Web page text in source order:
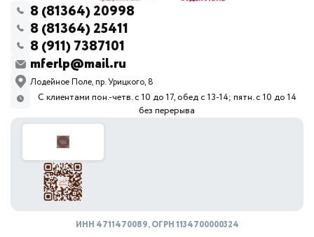
8 (81364) 20998
8 (81364) 25411
8 (911) 7387101
mferlp@mail.ru
Лодейное Поле, пр. Урицкого, 8
С клиентами пон.-четв. с 10 до 17, обед с 13-14; пятн. с 10 до 14
без перерыва
ИНН 4711470089, ОГРН 1134700000324